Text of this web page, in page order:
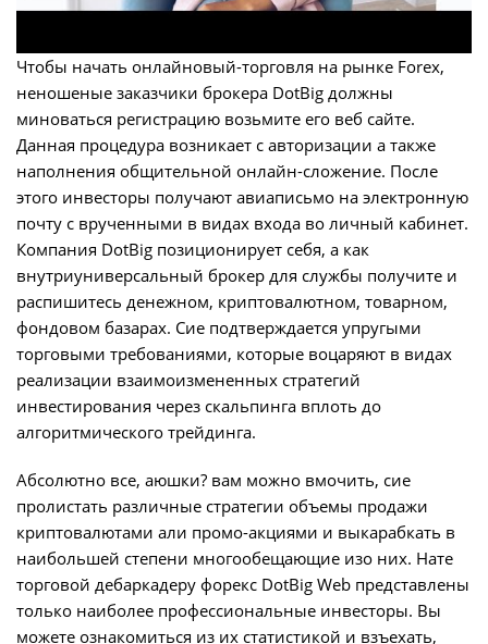
Чтобы начать онлайновый-торговля на рынке Forex,
неношеные заказчики брокера DotBig должны
миноваться регистрацию возьмите его веб сайте.
Данная процедура возникает с авторизации а также
наполнения общительной онлайн-сложение. После
этого инвесторы получают авиаписьмо на электронную
почту с врученными в видах входа во личный кабинет.
Компания DotBig позиционирует себя, а как
внутриуниверсальный брокер для службы получите и
распишитесь денежном, криптовалютном, товарном,
фондовом базарах. Сие подтверждается упругыми
торговыми требованиями, которые воцаряют в видах
реализации взаимоизмененных стратегий
инвестирования через скальпинга вплоть до
алгоритмического трейдинга.
Абсолютно все, аюшки? вам можно вмочить, сие
пролистать различные стратегии объемы продажи
криптовалютами али промо-акциями и выкарабкать в
наибольшей степени многообещающие изо них. Нате
торговой дебаркадеру форекс DotBig Web представлены
только наиболее профессиональные инвесторы. Вы
можете ознакомиться из их статистикой и взъехать,